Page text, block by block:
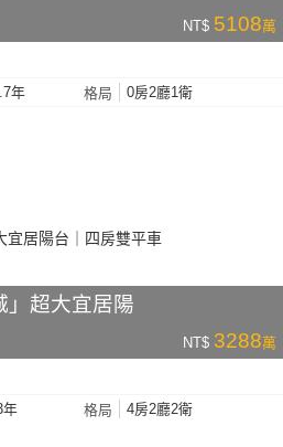
NT$ 5108萬
年 格局 0房2廳1衛
」超大宜居陽
NT$ 3288萬
年 格局
4房2廳2衛